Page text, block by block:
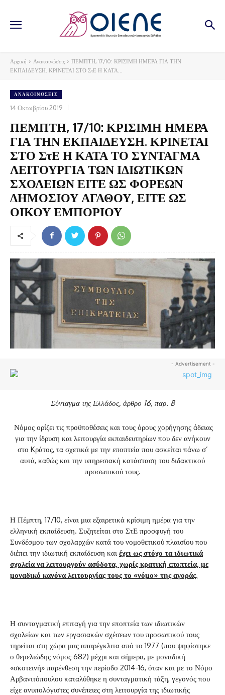
Αρχική Ανακοινώσεις
ΠΕΜΠΤΗ, 17/10: ΚΡΙΣΙΜΗ ΗΜΕΡΑ ΓΙΑ ΤΗΝ
ΕΚΠΑΙΔΕΥΣΗ. ΚΡΙΝΕΤΑΙ ΣΤΟ ΣτΕ Η ΚΑΤΑ...
ΑΝΑΚΟΙΝΏΣΕΙΣ
14 Οκτωβρίου 2019
ΠΕΜΠΤΗ, 17/10: ΚΡΙΣΙΜΗ ΗΜΕΡΑ
ΓΙΑ ΤΗΝ ΕΚΠΑΙΔΕΥΣΗ. ΚΡΙΝΕΤΑΙ
ΣΤΟ ΣτΕ Η ΚΑΤΑ ΤΟ ΣΥΝΤΑΓΜΑ
ΛΕΙΤΟΥΡΓΙΑ ΤΩΝ ΙΔΙΩΤΙΚΩΝ
ΣΧΟΛΕΙΩΝ ΕΙΤΕ ΩΣ ΦΟΡΕΩΝ
ΔΗΜΟΣΙΟΥ ΑΓΑΘΟΥ, ΕΙΤΕ ΩΣ
ΟΙΚΟΥ ΕΜΠΟΡΙΟΥ
- Advertisement -
Σύνταγμα της Ελλάδος, άρθρο 16, παρ. 8
Νόμος ορίζει τις προϋποθέσεις και τους όρους χορήγησης άδειας
για την ίδρυση και λειτουργία εκπαιδευτηρίων που δεν ανήκουν
στο Kράτος, τα σχετικά με την εποπτεία που ασκείται πάνω σ’
αυτά, καθώς και την υπηρεσιακή κατάσταση του διδακτικού
προσωπικού τους.
Η Πέμπτη, 17/10, είναι μια εξαιρετικά κρίσιμη ημέρα για την
ελληνική εκπαίδευση. Συζητείται στο ΣτΕ προσφυγή του
Συνδέσμου των σχολαρχών κατά του νομοθετικού πλαισίου που
διέπει την ιδιωτική εκπαίδευση και έχει ως στόχο τα ιδιωτικά
σχολεία να λειτουργούν ασύδοτα, χωρίς κρατική εποπτεία, με
μοναδικό κανόνα λειτουργίας τους το «νόμο» της αγοράς.
Η συνταγματική επιταγή για την εποπτεία των ιδιωτικών
σχολείων και των εργασιακών σχέσεων του προσωπικού τους
τηρείται στη χώρα μας απαρέγκλιτα από το 1977 (που ψηφίστηκε
ο θεμελιώδης νόμος 682) μέχρι και σήμερα, με μοναδική
«σκοτεινή» παρένθεση την περίοδο 2014-16, όταν και με το Νόμο
Αρβανιτόπουλου καταλύθηκε η συνταγματική τάξη, γεγονός που
είχε ανυπολόγιστες συνέπειες στη λειτουργία της ιδιωτικής